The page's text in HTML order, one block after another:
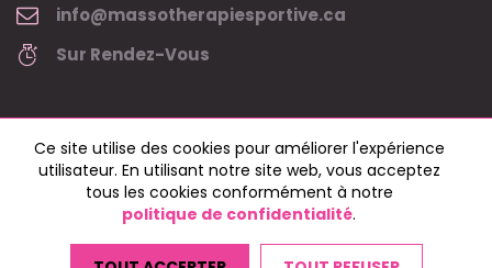
info@massotherapiesportive.ca
Sur Rendez-Vous
Copyright © 2024 massothérapie sportive - Marie-Claude Légaré •
Tous droits réservés.
Ce site utilise des cookies pour améliorer l'expérience
utilisateur. En utilisant notre site web, vous acceptez
tous les cookies conformément à notre
politique de confidentialité.